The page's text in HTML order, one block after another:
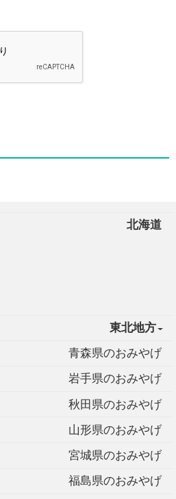
北海道
東北地方
青森県のおみやげ
岩手県のおみやげ
秋田県のおみやげ
山形県のおみやげ
宮城県のおみやげ
福島県のおみやげ